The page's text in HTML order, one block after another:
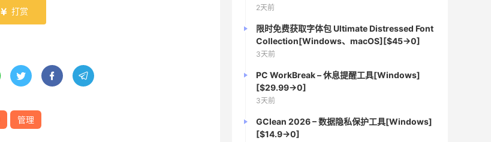
 打赏
  
管理
2天前
限时免费获取字体包 Ultimate Distressed Font
Collection[Windows、macOS][$45→0]
3天前
PC WorkBreak – 休息提醒工具[Windows]
[$29.99→0]
3天前
GClean 2026 – 数据隐私保护工具[Windows]
[$14.9→0]